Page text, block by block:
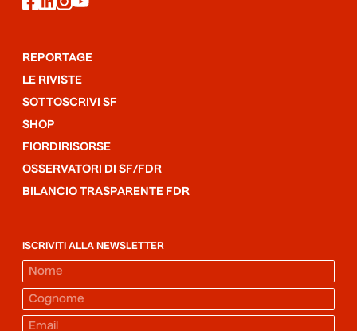
REPORTAGE
LE RIVISTE
SOTTOSCRIVI SF
SHOP
FIORDIRISORSE
OSSERVATORI DI SF/FDR
BILANCIO TRASPARENTE FDR
ISCRIVITI ALLA NEWSLETTER